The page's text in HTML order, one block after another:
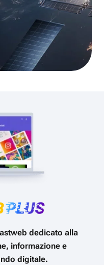
dedicato alla
informazione e
digitale.